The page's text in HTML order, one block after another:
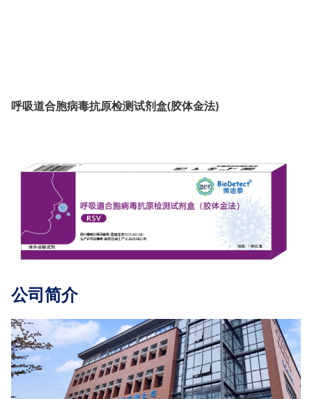
呼吸道合胞病毒抗原检测试剂盒(胶体金法)
公司简介